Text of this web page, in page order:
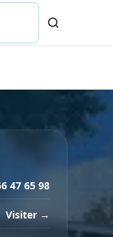
47 65 98
Visiter →